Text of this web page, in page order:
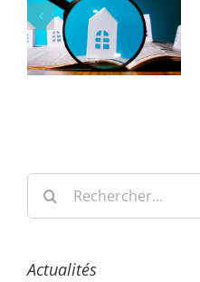
Rechercher:
Actualités